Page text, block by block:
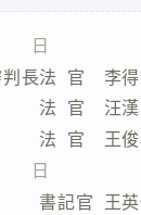
　日
審判長法  官　李
法  官　汪
法  官　王
　日
書記官  王